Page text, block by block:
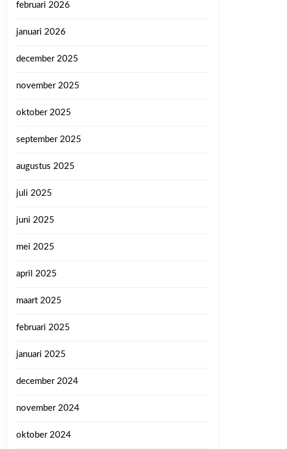
februari 2026
januari 2026
december 2025
november 2025
oktober 2025
september 2025
augustus 2025
juli 2025
juni 2025
mei 2025
april 2025
maart 2025
februari 2025
januari 2025
december 2024
november 2024
oktober 2024